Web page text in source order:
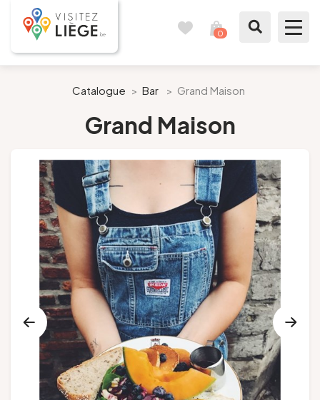
0
Comme un Liégeois
Préparer mon séjour
Nos suggestions
Pays de Liège
Agenda
Suivez-nous
Presse
Groupes et voyagistes
Catalogue > Bar > Grand Maison
Grand Maison